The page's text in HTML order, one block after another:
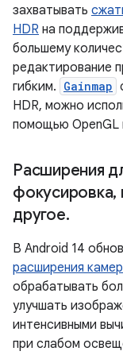
захватывать
HDR на
большему
редактирование
гибким. Gainmap
HDR, можно
помощью OpenGL
Расширения
фокусировка,
другое.
В Android 14
расширения
обрабатывать
улучшать
интенсивными
при слабом